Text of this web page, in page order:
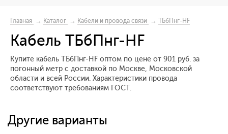
Главная → Каталог → Кабели и провода связи → ТБбПнг-HF
Кабель ТБбПнг-HF
Купите кабель ТБбПнг-HF оптом по цене от 901 руб. за
погонный метр с доставкой по Москве, Московской
области и всей России. Характеристики провода
соответствуют требованиям ГОСТ.
Другие варианты